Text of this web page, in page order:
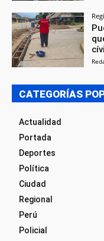
CATEGORÍAS
Actualidad
Portada
Deportes
Política
Ciudad
Regional
Perú
Policial